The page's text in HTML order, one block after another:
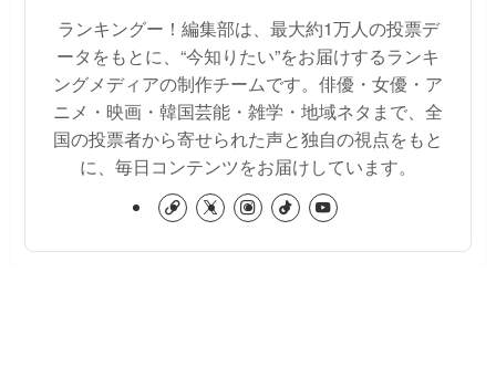
ランキングー！編集部は、最大約1万人の投票デ
ータをもとに、“今知りたい”をお届けするランキ
ングメディアの制作チームです。俳優・女優・ア
ニメ・映画・韓国芸能・雑学・地域ネタまで、全
国の投票者から寄せられた声と独自の視点をもと
に、毎日コンテンツをお届けしています。